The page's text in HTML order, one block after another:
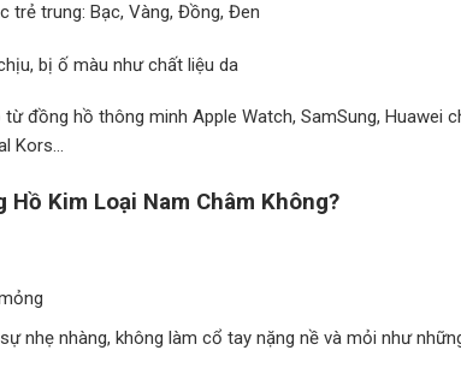
trẻ trung: Bạc, Vàng, Đồng, Đen
bị ố màu như chất liệu da
đồng hồ thông minh Apple Watch, SamSung, Huawei
Kors…
Hồ Kim Loại Nam Châm Không?
nhẹ nhàng, không làm cổ tay nặng nề và mỏi như